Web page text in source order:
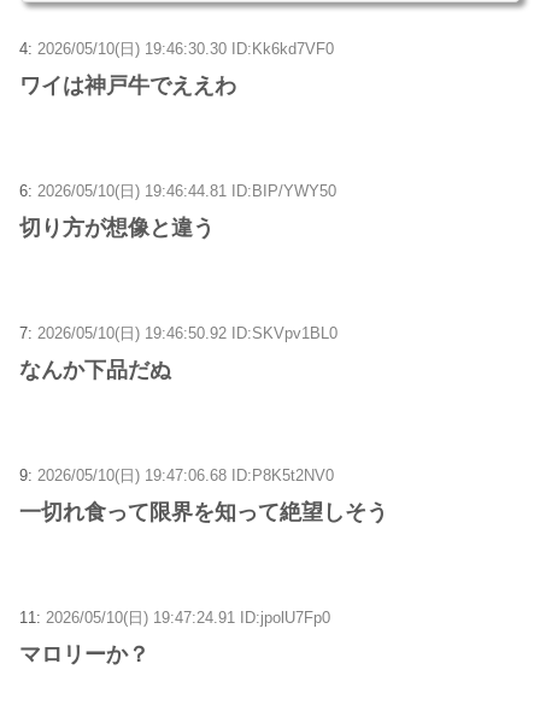
4: 2026/05/10(日) 19:46:30.30 ID:Kk6kd7VF0
ワイは神戸牛でええわ
6: 2026/05/10(日) 19:46:44.81 ID:BIP/YWY50
切り方が想像と違う
7: 2026/05/10(日) 19:46:50.92 ID:SKVpv1BL0
なんか下品だぬ
9: 2026/05/10(日) 19:47:06.68 ID:P8K5t2NV0
一切れ食って限界を知って絶望しそう
11: 2026/05/10(日) 19:47:24.91 ID:jpolU7Fp0
マロリーか？